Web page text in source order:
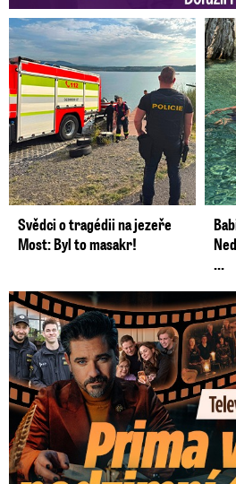
Svědci o tragédii na jezeře
Most: Byl to masakr!
...
Prima vytasila podzimní trumfy! Další